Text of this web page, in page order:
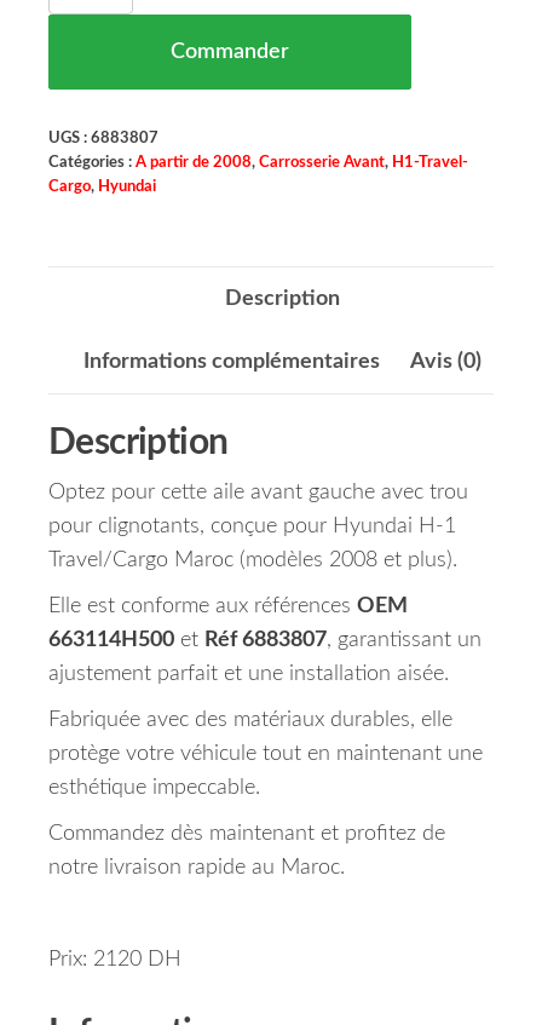
Commander
UGS : 6883807
Catégories : A partir de 2008, Carrosserie Avant, H1-Travel-
Cargo, Hyundai
Description
Informations complémentaires Avis (0)
Description
Optez pour cette aile avant gauche avec trou
pour clignotants, conçue pour Hyundai H-1
Travel/Cargo Maroc (modèles 2008 et plus).
Elle est conforme aux références OEM
663114H500 et Réf 6883807, garantissant un
ajustement parfait et une installation aisée.
Fabriquée avec des matériaux durables, elle
protège votre véhicule tout en maintenant une
esthétique impeccable.
Commandez dès maintenant et profitez de
notre livraison rapide au Maroc.
Prix: 2120 DH